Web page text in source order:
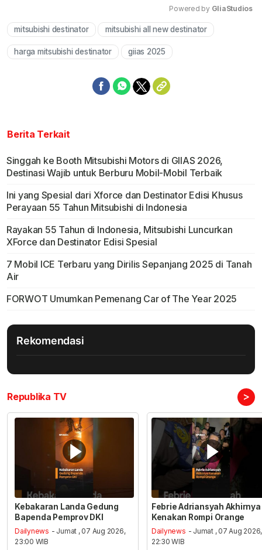
Mute
Powered by GliaStudios
mitsubishi destinator mitsubishi all new destinator
harga mitsubishi destinator giias 2025
Berita Terkait
Singgah ke Booth Mitsubishi Motors di GIIAS 2026,
Destinasi Wajib untuk Berburu Mobil-Mobil Terbaik
Ini yang Spesial dari Xforce dan Destinator Edisi Khusus
Perayaan 55 Tahun Mitsubishi di Indonesia
Rayakan 55 Tahun di Indonesia, Mitsubishi Luncurkan
XForce dan Destinator Edisi Spesial
7 Mobil ICE Terbaru yang Dirilis Sepanjang 2025 di Tanah
Air
FORWOT Umumkan Pemenang Car of The Year 2025
Rekomendasi
Republika TV >
Kebakaran Landa Gedung
Bapenda Pemprov DKI
Dailynews - Jumat , 07 Aug 2026,
23:00 WIB
Febrie Adriansyah Akhirnya
Kenakan Rompi Orange
Dailynews - Jumat , 07 Aug 2026,
22:30 WIB